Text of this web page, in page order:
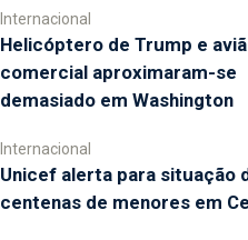
Internacional
Helicóptero de Trump e
comercial aproximaram-se
demasiado em Washington
Internacional
Unicef alerta para situação
centenas de menores em